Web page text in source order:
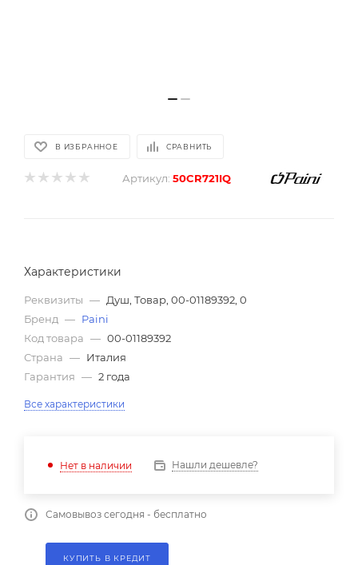
В ИЗБРАННОЕ СРАВНИТЬ
Артикул: 50CR721IQ
Характеристики
Реквизиты — Душ, Товар, 00-01189392, 0
Бренд — Paini
Код товара — 00-01189392
Страна — Италия
Гарантия — 2 года
Все характеристики
Нет в наличии Нашли дешевле?
Самовывоз сегодня - бесплатно
КУПИТЬ В КРЕДИТ